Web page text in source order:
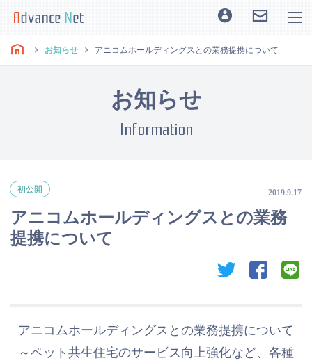
お知らせ アニコムホールディングスとの業務提携について
お知らせ
Information
初公開 2019.9.17
アニコムホールディングスとの業務
提携について
twitter facebook
アニコムホールディングスとの業務提携について
～ペット共生住宅のサービス向上強化など、各種